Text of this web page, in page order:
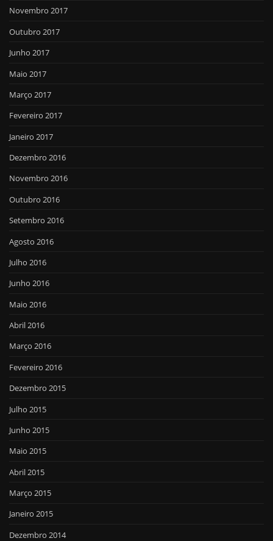
Novembro 2017
Outubro 2017
Junho 2017
Maio 2017
Março 2017
Fevereiro 2017
Janeiro 2017
Dezembro 2016
Novembro 2016
Outubro 2016
Setembro 2016
Agosto 2016
Julho 2016
Junho 2016
Maio 2016
Abril 2016
Março 2016
Fevereiro 2016
Dezembro 2015
Julho 2015
Junho 2015
Maio 2015
Abril 2015
Março 2015
Janeiro 2015
Dezembro 2014